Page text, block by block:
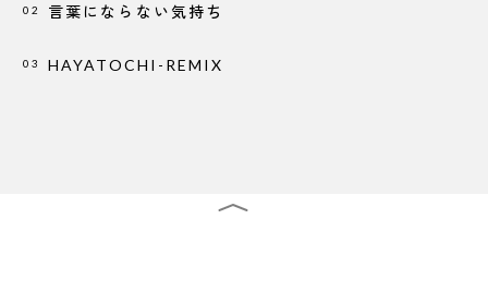
02 言葉にならない気持ち
03 HAYATOCHI-REMIX